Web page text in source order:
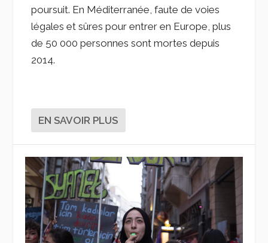
poursuit. En Méditerranée, faute de voies
légales et sûres pour entrer en Europe, plus
de 50 000 personnes sont mortes depuis
2014.
EN SAVOIR PLUS